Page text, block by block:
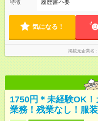
特徴 履歴書不要
気になる！
掲載元企業名
1750円＊未経験OK
業務！残業なし！服